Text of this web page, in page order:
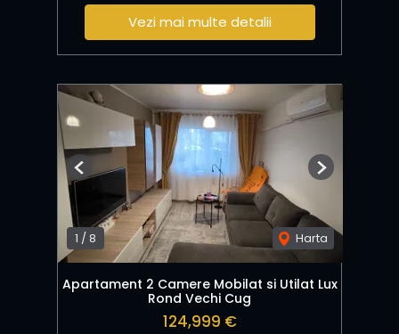
Vezi mai multe detalii
1 / 8 Harta
Previous Next
Apartament 2 Camere Mobilat si Utilat Lux
Rond Vechi Cug
124,999 €